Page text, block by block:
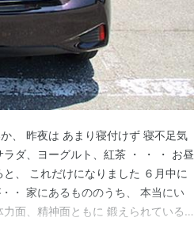
、 昨夜は あまり寝付けず 寝不足気
ダ、ヨーグルト、紅茶 ・ ・ ・ お昼
、 これだけになりました ６月中に
・ 家にあるもののうち、 本当にい
面、精神面ともに 鍛えられている